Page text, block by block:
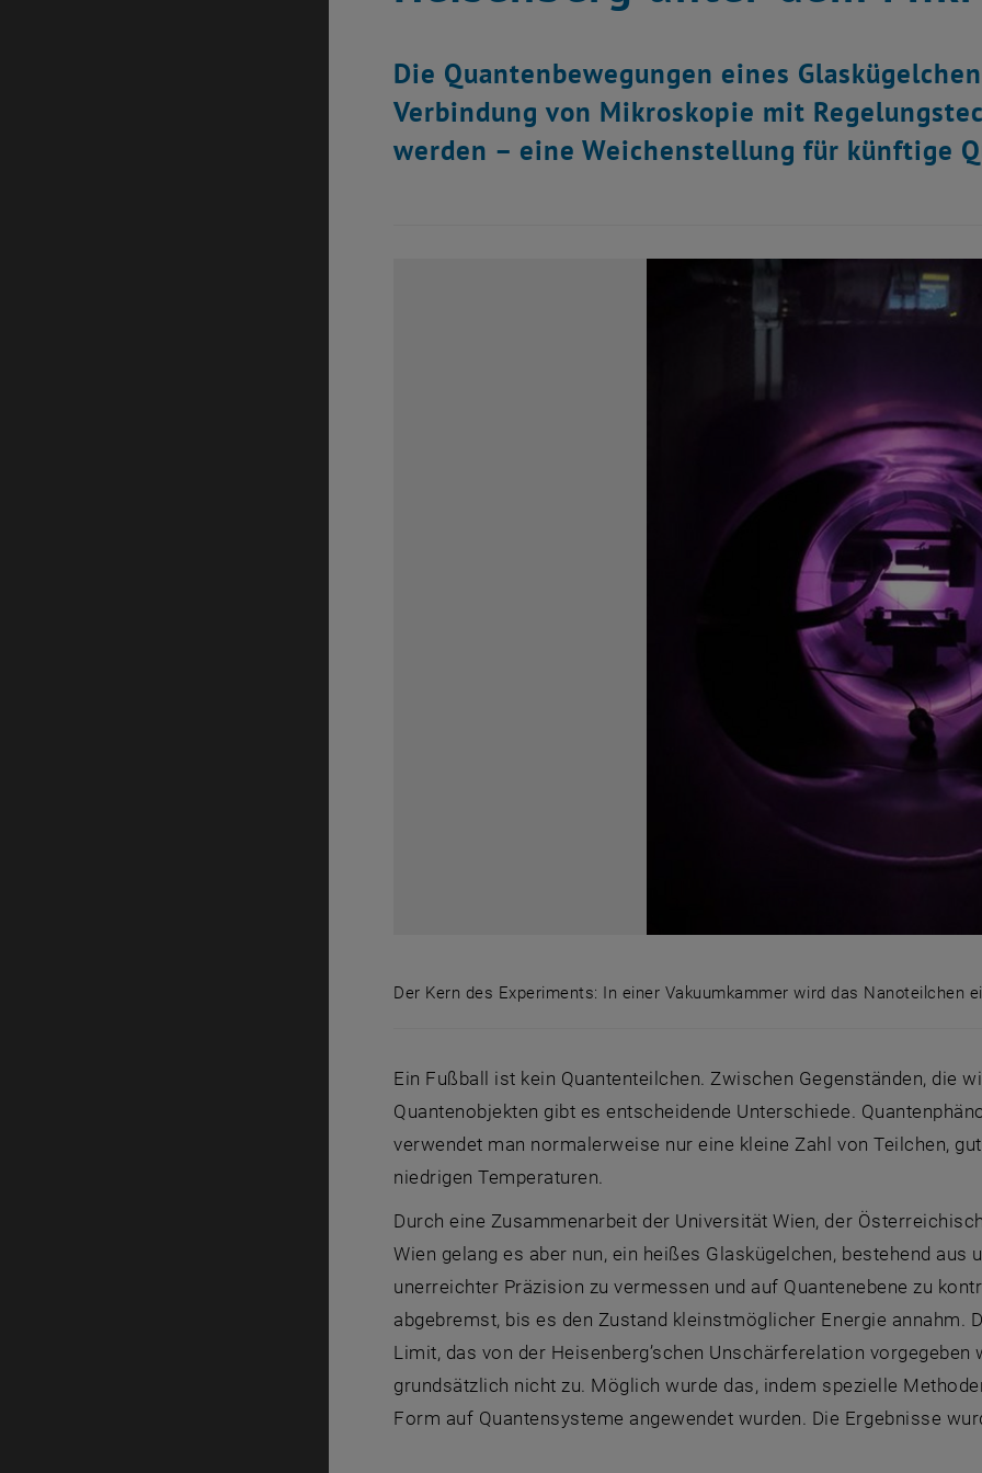
Die Quantenbewegungen eines
Verbindung von Mikroskopie mit
werden – eine Weichenstellung für künftige
Der Kern des Experiments: In einer Vakuumkammer wird das Nanoteilchen
Ein Fußball ist kein Quantenteilchen. Zwischen Gegenständen, die
Quantenobjekten gibt es entscheidende Unterschiede.
verwendet man normalerweise nur eine kleine Zahl von Teilchen,
niedrigen Temperaturen.
Durch eine Zusammenarbeit der Universität Wien, der
Wien gelang es aber nun, ein heißes Glaskügelchen, bestehend
unerreichter Präzision zu vermessen und auf Quantenebene zu
abgebremst, bis es den Zustand kleinstmöglicher Energie annahm.
Limit, das von der Heisenberg’schen Unschärferelation
grundsätzlich nicht zu. Möglich wurde das, indem spezielle
Form auf Quantensysteme angewendet wurden. Die Ergebnisse